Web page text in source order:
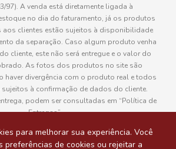
para melhorar sua experiência. Você
preferências de cookies ou rejeitar a
97). A venda está diretamente ligada à
no dia do faturamento, já os produtos
aos clientes estão sujeitos à disponibilidade
da separação. Caso algum produto venha
cliente, este não será entregue e o valor do
As fotos dos produtos no site são
haver divergência com o produto real e todos
à confirmação de dados do cliente.
podem ser consultadas em “Política de
Entregas”